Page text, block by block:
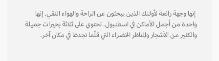
إنها وجهة رائعة لأولئك الذين يبحثون عن الراحة والهواء النقي. إنها
واحدة من أجمل الأماكن في اسطنبول. تحتوي على ثلاثة بحيرات جميلة
والكثير من الأشجار والمناظر الخضراء التي قلّما نجدها في مكان آخر.